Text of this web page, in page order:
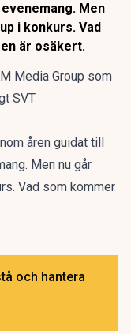
Men
i konkurs. Vad
är osäkert.
Media Group som
SVT
åren guidat till
Men nu går
Vad som kommer
och hantera